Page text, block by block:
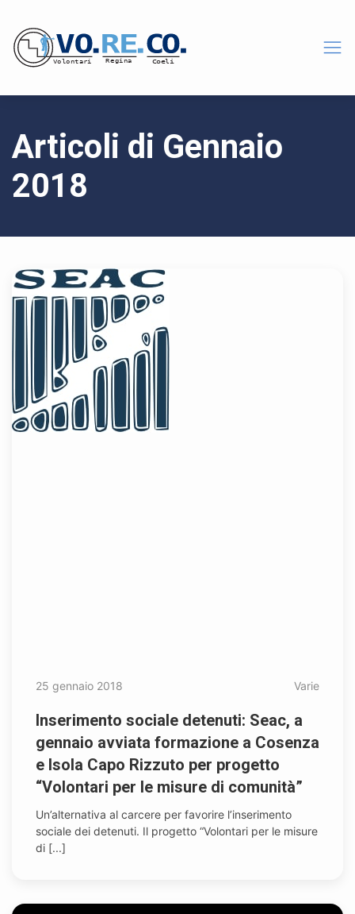
Articoli di Gennaio
2018
25 gennaio 2018 Varie
Inserimento sociale detenuti: Seac, a
gennaio avviata formazione a Cosenza
e Isola Capo Rizzuto per progetto
“Volontari per le misure di comunità”
Un’alternativa al carcere per favorire l’inserimento
sociale dei detenuti. Il progetto “Volontari per le misure
di [...]